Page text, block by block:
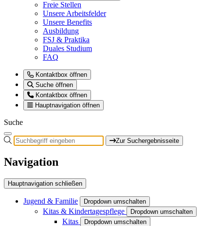
Freie Stellen
Unsere Arbeitsfelder
Unsere Benefits
Ausbildung
FSJ & Praktika
Duales Studium
FAQ
Kontaktbox öffnen
Suche öffnen
Kontaktbox öffnen
Hauptnavigation öffnen
Suche
Zur Suchergebnisseite
Navigation
Hauptnavigation schließen
Jugend & Familie Dropdown umschalten
Kitas & Kindertagespflege Dropdown umschalten
Kitas Dropdown umschalten